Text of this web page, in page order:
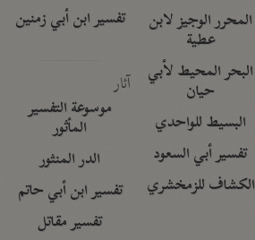
المحرر الوجيز لابن
عطية
البحر المحيط لأبي
حيان
البسيط للواحدي
تفسير أبي السعود
الكشاف للزمخشري
تفسير ابن أبي زمنين
آثار
موسوعة التفسير
المأثور
الدر المنثور
تفسير ابن أبي حاتم
تفسير مقاتل